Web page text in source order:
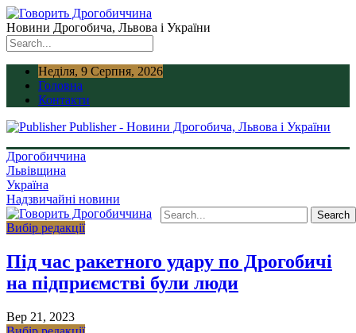
Новини Дрогобича, Львова і України
Неділя, 9 Серпня, 2026
Головна
Контакти
Publisher - Новини Дрогобича, Львова і України
Дрогобиччина
Львівщина
Україна
Надзвичайні новини
Вибір редакції
Під час ракетного удару по Дрогобичі
на підприємстві були люди
Вер 21, 2023